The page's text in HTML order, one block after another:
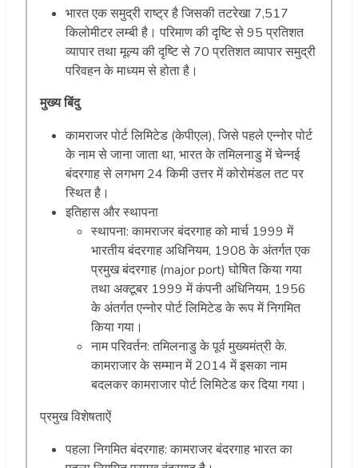
भारत एक समुद्री राष्ट्र है जिसकी तटरेखा 7,517
किलोमीटर लम्बी है। परिमाण की दृष्टि से 95 प्रतिशत
व्यापार तथा मूल्य की दृष्टि से 70 प्रतिशत व्यापार समुद्री
परिवहन के माध्यम से होता है।
मुख्य बिंदु
कामराजर पोर्ट लिमिटेड (केपीएल), जिसे पहले एन्नोर पोर्ट
के नाम से जाना जाता था, भारत के तमिलनाडु में चेन्नई
बंदरगाह से लगभग 24 किमी उत्तर में कोरोमंडल तट पर
स्थित है।
इतिहास और स्थापना
स्थापना: कामराजर बंदरगाह को मार्च 1999 में
भारतीय बंदरगाह अधिनियम, 1908 के अंतर्गत एक
प्रमुख बंदरगाह (major port) घोषित किया गया
तथा अक्टूबर 1999 में कंपनी अधिनियम, 1956
के अंतर्गत एन्नोर पोर्ट लिमिटेड के रूप में निगमित
किया गया।
नाम परिवर्तन: तमिलनाडु के पूर्व मुख्यमंत्री के.
कामराजार के सम्मान में 2014 में इसका नाम
बदलकर कामराजार पोर्ट लिमिटेड कर दिया गया।
प्रमुख विशेषताऐं
पहला निगमित बंदरगाह: कामराजर बंदरगाह भारत का